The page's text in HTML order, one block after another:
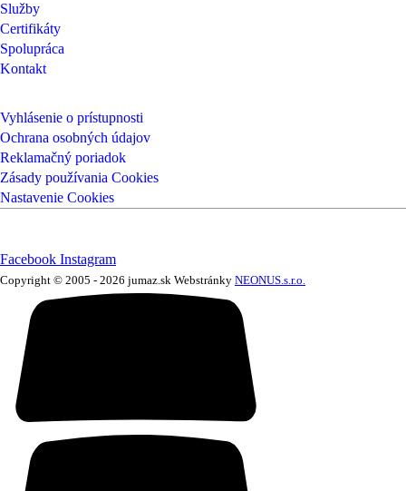
Služby
Certifikáty
Spolupráca
Kontakt
Vyhlásenie o prístupnosti
Ochrana osobných údajov
Reklamačný poriadok
Zásady používania Cookies
Nastavenie Cookies
Facebook Instagram
Copyright © 2005 - 2026 jumaz.sk Webstránky NEONUS.s.r.o.